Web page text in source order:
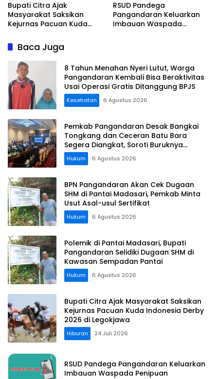
Bupati Citra Ajak
Masyarakat Saksikan
Kejurnas Pacuan Kuda
Legokjawa
RSUD Pandega
Pangandaran Keluarkan
Imbauan Waspada
Baca Juga
8 Tahun Menahan Nyeri Lutut, Warga
Pangandaran Kembali Bisa Beraktivitas
Usai Operasi Gratis Ditanggung BPJS
Kesehatan 6 Agustus 2026
Pemkab Pangandaran Desak Bangkai
Tongkang dan Ceceran Batu Bara
Segera Diangkat, Soroti Buruknya
Koordinasi Perusahaan
Hukum 6 Agustus 2026
BPN Pangandaran Akan Cek Dugaan
SHM di Pantai Madasari, Pemkab Minta
Usut Asal-usul Sertifikat
Hukum 6 Agustus 2026
Polemik di Pantai Madasari, Bupati
Pangandaran Selidiki Dugaan SHM di
Kawasan Sempadan Pantai
Hukum 6 Agustus 2026
Bupati Citra Ajak Masyarakat Saksikan
Kejurnas Pacuan Kuda Indonesia Derby
2026 di Legokjawa
Hiburan 24 Juli 2026
RSUD Pandega Pangandaran Keluarkan
Imbauan Waspada Penipuan